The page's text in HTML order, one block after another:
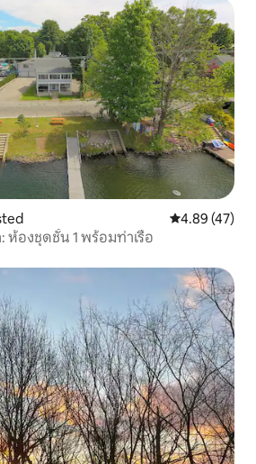
คะแนนเฉลี่ย
4.89 (47)
ห้องชุดชั้น 1 พร้อมท่าเรือ